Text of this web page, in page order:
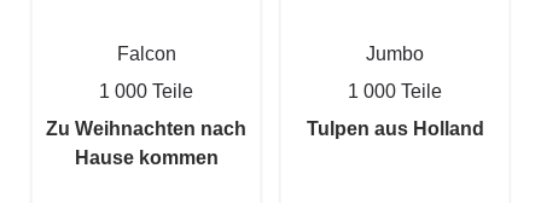
Falcon
1 000 Teile
Zu Weihnachten nach
Hause kommen
Jumbo
1 000 Teile
Tulpen aus Holland